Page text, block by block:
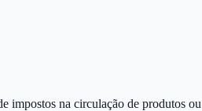
na circulação de produtos